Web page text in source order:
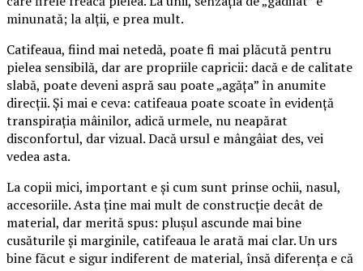
minunată; la alții, e prea mult.
Catifeaua, fiind mai netedă, poate fi mai plăcută pentru
pielea sensibilă, dar are propriile capricii: dacă e de calitate
slabă, poate deveni aspră sau poate „agăța” în anumite
direcții. Și mai e ceva: catifeaua poate scoate în evidență
transpirația mâinilor, adică urmele, nu neapărat
disconfortul, dar vizual. Dacă ursul e mângâiat des, vei
vedea asta.
La copii mici, important e și cum sunt prinse ochii, nasul,
accesoriile. Asta ține mai mult de construcție decât de
material, dar merită spus: plușul ascunde mai bine
cusăturile și marginile, catifeaua le arată mai clar. Un urs
bine făcut e sigur indiferent de material, însă diferența e că